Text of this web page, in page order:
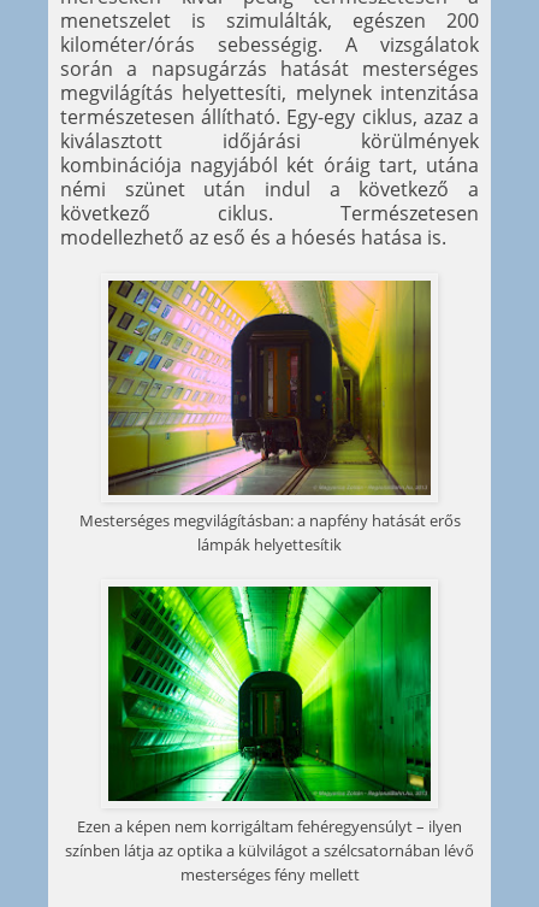
menetszelet is szimulálták, egészen 200
kilométer/órás sebességig. A vizsgálatok
során a napsugárzás hatását mesterséges
megvilágítás helyettesíti, melynek intenzitása
természetesen állítható. Egy-egy ciklus, azaz a
kiválasztott időjárási körülmények
kombinációja nagyjából két óráig tart, utána
némi szünet után indul a következő a
következő ciklus. Természetesen
modellezhető az eső és a hóesés hatása is.
Mesterséges megvilágításban: a napfény hatását erős
lámpák helyettesítik
Ezen a képen nem korrigáltam fehéregyensúlyt – ilyen
színben látja az optika a külvilágot a szélcsatornában lévő
mesterséges fény mellett